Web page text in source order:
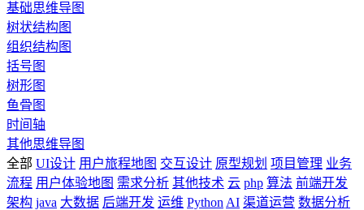
基础思维导图
树状结构图
组织结构图
括号图
树形图
鱼骨图
时间轴
其他思维导图
全部 UI设计 用户旅程地图 交互设计 原型规划 项目管理 业务
流程 用户体验地图 需求分析 其他技术 云 php 算法 前端开发
架构 java 大数据 后端开发 运维 Python AI 渠道运营 数据分析